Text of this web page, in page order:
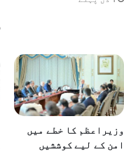
وزیراعظم کا خطے میں
امن کے لیے کوششیں